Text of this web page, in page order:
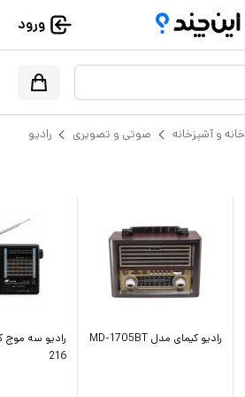
ورود
خانه و آشپزخانه صوتی و تصویری رادیو
رادیو کیمای مدل MD-1705BT
216